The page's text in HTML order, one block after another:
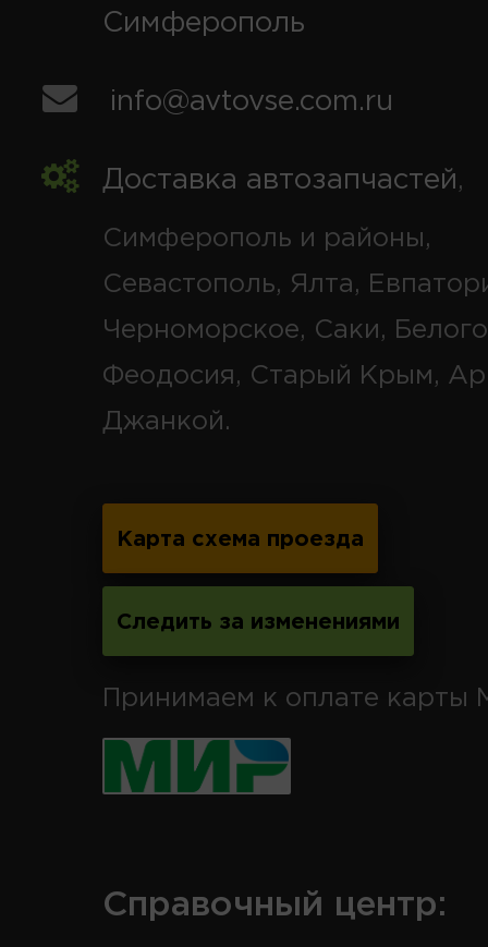
Симферополь
info@avtovse.com.ru
Доставка автозапчастей,
Симферополь и районы,
Севастополь, Ялта,
Черноморское, Саки,
Феодосия, Старый Крым,
Джанкой.
Карта схема проезда
Следить за изменениями
Принимаем к оплате карты
Справочный центр: